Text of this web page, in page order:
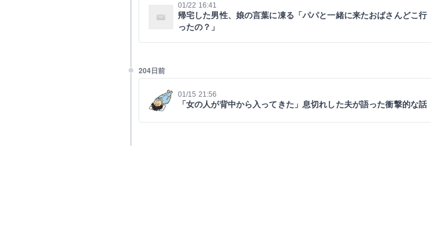
01/22 16:41
帰宅した男性、娘の言葉に凍る「パパと一緒に来たおばさんどこ行
ったの？」
204日前
01/15 21:56
「女の人が背中から入ってきた」息切れした夫が語った衝撃的な話